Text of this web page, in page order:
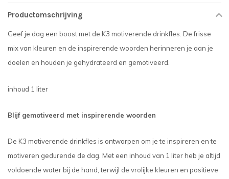
Productomschrijving
Geef je dag een boost met de K3 motiverende drinkfles. De frisse
mix van kleuren en de inspirerende woorden herinneren je aan je
doelen en houden je gehydrateerd en gemotiveerd.
inhoud 1 liter
Blijf gemotiveerd met inspirerende woorden
De K3 motiverende drinkfles is ontworpen om je te inspireren en te
motiveren gedurende de dag. Met een inhoud van 1 liter heb je altijd
voldoende water bij de hand, terwijl de vrolijke kleuren en positieve